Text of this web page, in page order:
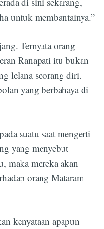
untuk membantainya.”
Ternyata orang
Ranapati itu bukan
lelana seorang diri.
yang berbahaya di
suatu saat mengerti
yang menyebut
maka mereka akan
orang Mataram
kenyataan apapun